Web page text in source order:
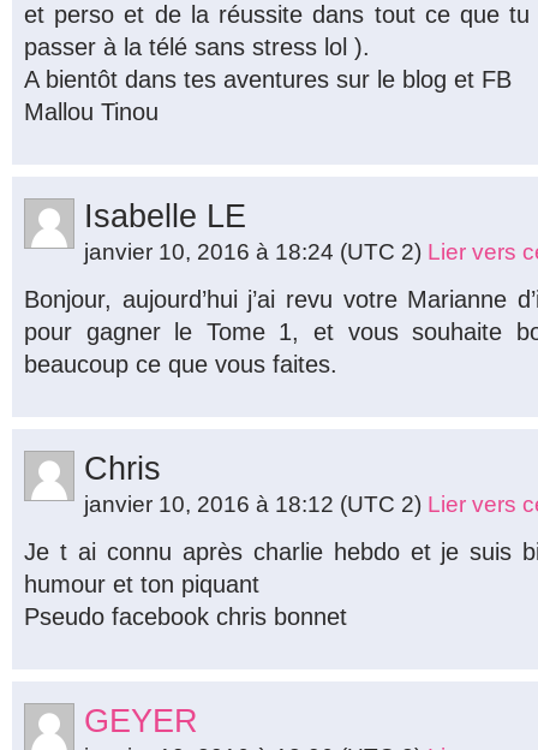
et perso et de la réussite dans tout ce que tu
passer à la télé sans stress lol ).
A bientôt dans tes aventures sur le blog et FB
Mallou Tinou
Isabelle LE
janvier 10, 2016 à 18:24 (UTC 2) Lier vers
Bonjour, aujourd’hui j’ai revu votre Marianne
pour gagner le Tome 1, et vous souhaite
beaucoup ce que vous faites.
Chris
janvier 10, 2016 à 18:12 (UTC 2) Lier vers
Je t ai connu après charlie hebdo et je suis
humour et ton piquant
Pseudo facebook chris bonnet
GEYER